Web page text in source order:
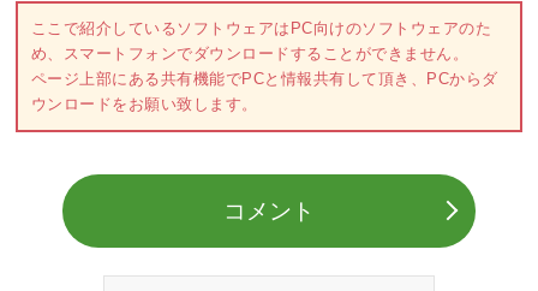
ここで紹介しているソフトウェアはPC向けのソフトウェアのた
め、スマートフォンでダウンロードすることができません。
ページ上部にある共有機能でPCと情報共有して頂き、PCからダ
ウンロードをお願い致します。
コメント